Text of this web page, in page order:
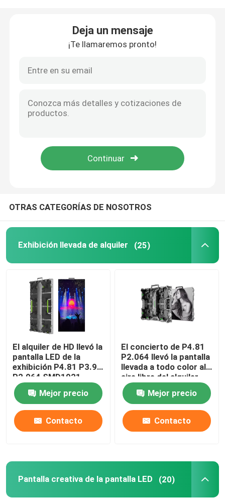
Sobre nosotros
Noticias
Pantalla creativa de la pantalla LED
Pantalla al aire libre de la pantalla LED
Pantalla del estadio LED
Pantalla de la pantalla LED de la etapa
pantalla led de interior
Pantalla curvada del LED
Baldosas de la pantalla del LED
Deja un mensaje
¡Te llamaremos pronto!
OTRAS CATEGORÍAS DE NOSOTROS
Exhibición llevada de alquiler (25)
El alquiler de HD llevó la
pantalla LED de la
exhibición P4.81 P3.91
P2.064 SMD1921
Mejor precio
Contacto
El concierto de P4.81
P2.064 llevó la pantalla
llevada a todo color al
aire libre del alquiler
1R1G1B de la pantalla
Mejor precio
Contacto
Pantalla creativa de la pantalla LED (20)